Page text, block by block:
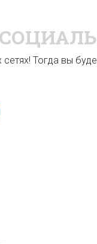
Тогда вы